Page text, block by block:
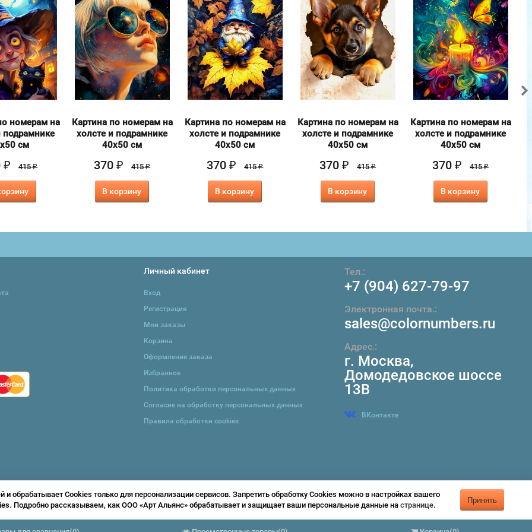
номерам на
подрамнике
см
₽ 415₽
Картина по номерам на
холсте и подрамнике
40х50 см
370₽ 415₽
В корзину
Картина по номерам на
холсте и подрамнике
40х50 см
370₽ 415₽
В корзину
Картина по номерам на
холсте и подрамнике
40х50 см
370₽ 415₽
В корзину
Картина по номерам на
холсте и подрамнике
40х50 см
370₽ 415₽
В корзину
Личный кабинет
Вход
Регистрация
Мои заказы
Корзина
Оформление заказа
Избранное
Политика обработки персональных данных
Согласие на обработку персональных данных
Правила обработки cookies
Тел.:
+7 (904) 627-79-97
Электронная почта.:
sales@colornumbers.ru
Адрес.:
г. Москва,
Домодедовское шоссе
13В
ВКонтакте
Предложение не является публичной офертой
Cookies только для персонализации сервисов. Запретить обработку Cookies можно в настройках вашего
Подробно рассказываем, как ООО «Арт Альянс» обрабатывает и защищает ваши персональные данные настранице. Принять